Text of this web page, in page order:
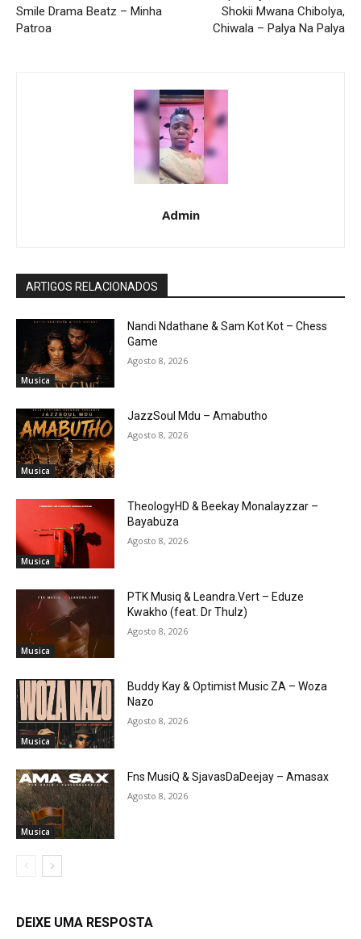
Smile Drama Beatz – Minha
Patroa
Shokii Mwana Chibolya,
Chiwala – Palya Na Palya
Admin
ARTIGOS RELACIONADOS
Musica
Nandi Ndathane & Sam Kot Kot – Chess
Game
Agosto 8, 2026
Musica
JazzSoul Mdu – Amabutho
Agosto 8, 2026
Musica
TheologyHD & Beekay Monalayzzar –
Bayabuza
Agosto 8, 2026
Musica
PTK Musiq & Leandra.Vert – Eduze
Kwakho (feat. Dr Thulz)
Agosto 8, 2026
Musica
Buddy Kay & Optimist Music ZA – Woza
Nazo
Agosto 8, 2026
Musica
Fns MusiQ & SjavasDaDeejay – Amasax
Agosto 8, 2026
DEIXE UMA RESPOSTA